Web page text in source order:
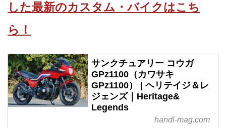
した最新のカスタム・バイクはこち
ら！
サンクチュアリー コウガ
GPz1100（カワサキ
GPz1100） | ヘリテイジ＆レ
ジェンズ｜Heritage&
Legends
handl-mag.com